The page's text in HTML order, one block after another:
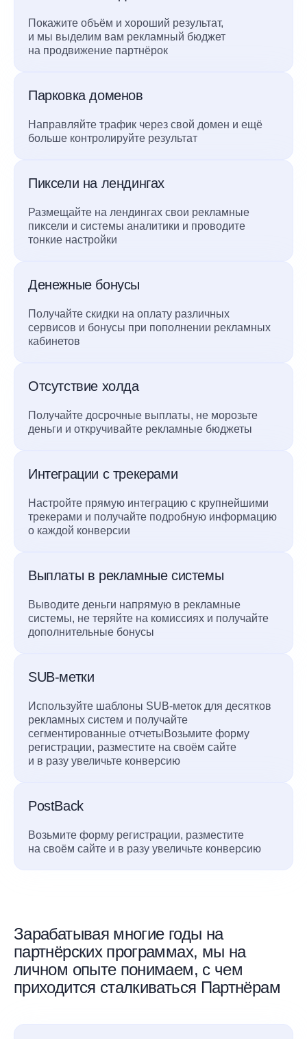
Покажите объём и хороший результат,
и мы выделим вам рекламный бюджет
на продвижение партнёрок
Парковка доменов
Направляйте трафик через свой домен и ещё
больше контролируйте результат
Пиксели на лендингах
Размещайте на лендингах свои рекламные
пиксели и системы аналитики и проводите
тонкие настройки
Денежные бонусы
Получайте скидки на оплату различных
сервисов и бонусы при пополнении рекламных
кабинетов
Отсутствие холда
Получайте досрочные выплаты, не морозьте
деньги и откручивайте рекламные бюджеты
Интеграции с трекерами
Настройте прямую интеграцию с крупнейшими
трекерами и получайте подробную информацию
о каждой конверсии
Выплаты в рекламные системы
Выводите деньги напрямую в рекламные
системы, не теряйте на комиссиях и получайте
дополнительные бонусы
SUB-метки
Используйте шаблоны SUB-меток для десятков
рекламных систем и получайте
сегментированные отчетыВозьмите форму
регистрации, разместите на своём сайте
и в разу увеличьте конверсию
PostBack
Возьмите форму регистрации, разместите
на своём сайте и в разу увеличьте конверсию
Зарабатывая многие годы на
партнёрских программах, мы на
личном опыте понимаем, с чем
приходится сталкиваться Партнёрам